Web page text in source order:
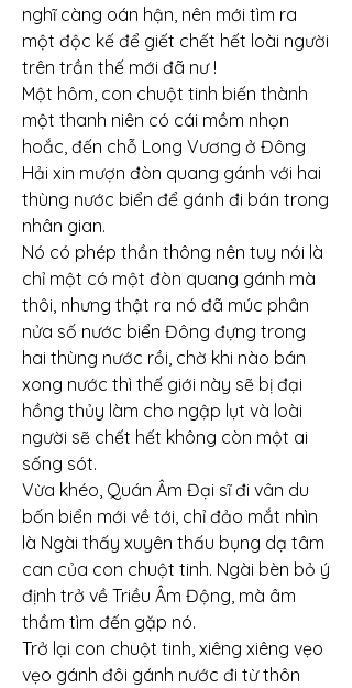
nghĩ càng oán hận, nên mới tìm ra
một độc kế để giết chết hết loài người
trên trần thế mới đã nư !
Một hôm, con chuột tinh biến thành
một thanh niên có cái mồm nhọn
hoắc, đến chỗ Long Vương ở Đông
Hải xin mượn đòn quang gánh với hai
thùng nước biển để gánh đi bán trong
nhân gian.
Nó có phép thần thông nên tuy nói là
chỉ một có một đòn quang gánh mà
thôi, nhưng thật ra nó đã múc phân
nửa số nước biển Đông đựng trong
hai thùng nước rồi, chờ khi nào bán
xong nước thì thế giới này sẽ bị đại
hồng thủy làm cho ngập lụt và loài
người sẽ chết hết không còn một ai
sống sót.
Vừa khéo, Quán Âm Đại sĩ đi vân du
bốn biển mới về tới, chỉ đảo mắt nhìn
là Ngài thấy xuyên thấu bụng dạ tâm
can của con chuột tinh. Ngài bèn bỏ ý
định trở về Triều Âm Động, mà âm
thầm tìm đến gặp nó.
Trở lại con chuột tinh, xiêng xiêng vẹo
vẹo gánh đôi gánh nước đi từ thôn